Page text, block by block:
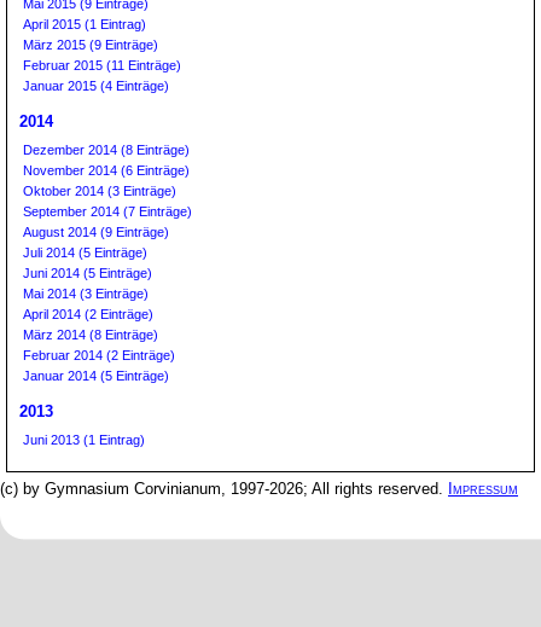
Mai 2015 (9 Einträge)
April 2015 (1 Eintrag)
März 2015 (9 Einträge)
Februar 2015 (11 Einträge)
Januar 2015 (4 Einträge)
2014
Dezember 2014 (8 Einträge)
November 2014 (6 Einträge)
Oktober 2014 (3 Einträge)
September 2014 (7 Einträge)
August 2014 (9 Einträge)
Juli 2014 (5 Einträge)
Juni 2014 (5 Einträge)
Mai 2014 (3 Einträge)
April 2014 (2 Einträge)
März 2014 (8 Einträge)
Februar 2014 (2 Einträge)
Januar 2014 (5 Einträge)
2013
Juni 2013 (1 Eintrag)
(c) by Gymnasium Corvinianum, 1997-2026; All rights reserved. Impressum